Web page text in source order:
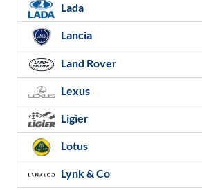
Lada
Lancia
Land Rover
Lexus
Ligier
Lotus
Lynk & Co